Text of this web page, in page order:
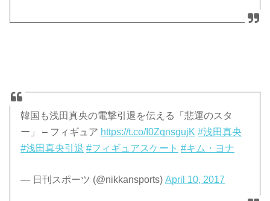
韓国も浅田真央の電撃引退を伝える「悲運のスタ
ー」 – フィギュア https://t.co/I0ZqnsgujK #浅田真央
#浅田真央引退 #フィギュアスケート #キム・ヨナ
— 日刊スポーツ (@nikkansports)April 10, 2017